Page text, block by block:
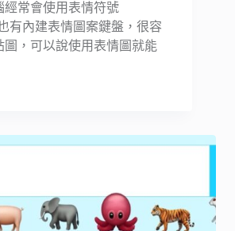
經常會使用表情符號
有內建表情圖案鍵盤，很容
圖，可以說使用表情圖就能